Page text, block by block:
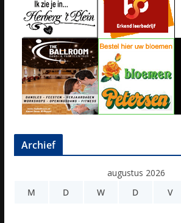
Archief
augustus 2026
M
D W D V